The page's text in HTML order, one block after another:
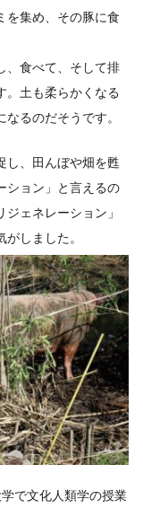
を集め、その豚に食
、食べて、そして排
。土も柔らかくなる
るのだそうです。
し、田んぼや畑を甦
ション」と言えるの
ェネレーション」
しました。
で文化人類学の授業